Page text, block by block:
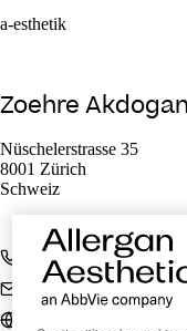
a-esthetik
Zoehre Akdogan
Nüschelerstrasse 35
8001 Zürich
Schweiz
+41 44 545 29 99
info@a-esthetik.ch